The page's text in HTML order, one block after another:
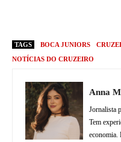
TAGS BOCA JUNIORS
NOTÍCIAS DO CRUZEIRO
Anna
Jornalista
Tem
economia.